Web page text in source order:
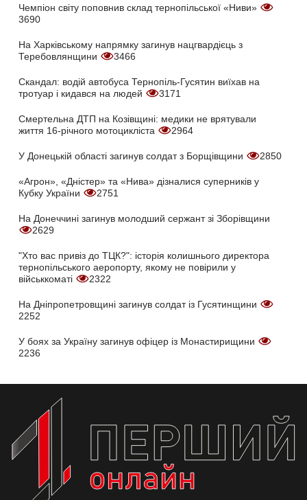
Чемпіон світу поповнив склад тернопільської «Ниви»
3690
На Харківському напрямку загинув нацгвардієць з
Теребовлянщини
3466
Скандал: водій автобуса Тернопіль-Гусятин виїхав на
тротуар і кидався на людей
3171
Смертельна ДТП на Козівщині: медики не врятували
життя 16-річного мотоцикліста
2964
У Донецькій області загинув солдат з Борщівщини 2850
«Агрон», «Дністер» та «Нива» дізналися суперників у
Кубку України
2751
На Донеччині загинув молодший сержант зі Зборівщини
2629
"Хто вас привіз до ТЦК?": історія колишнього директора
тернопільського аеропорту, якому не повірили у
військкоматі
2322
На Дніпропетровщині загинув солдат із Гусятинщини
2252
У боях за Україну загинув офіцер із Монастирищини
2236